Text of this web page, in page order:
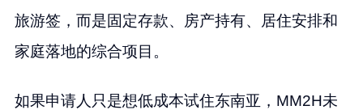
旅游签，而是固定存款、房产持有、居住安排和
家庭落地的综合项目。
如果申请人只是想低成本试住东南亚，MM2H未